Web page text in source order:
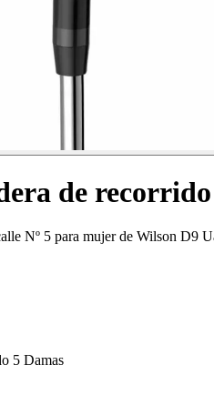
de
Nº 5 para mujer de Wilson D9
5 Damas